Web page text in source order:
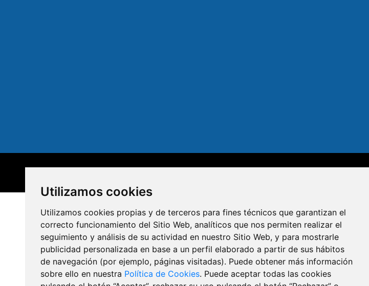
Utilizamos cookies
Utilizamos cookies propias y de terceros para fines técnicos que garantizan el
correcto funcionamiento del Sitio Web, analíticos que nos permiten realizar el
seguimiento y análisis de su actividad en nuestro Sitio Web, y para mostrarle
publicidad personalizada en base a un perfil elaborado a partir de sus hábitos
de navegación (por ejemplo, páginas visitadas). Puede obtener más información
sobre ello en nuestra Política de Cookies. Puede aceptar todas las cookies
MENU
FOOTER